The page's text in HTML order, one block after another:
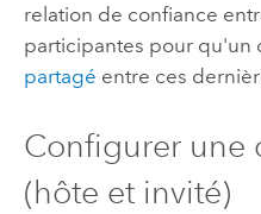
relation de confiance
participantes pour qu'un
partagé entre ces
Configurer une
(hôte et invité)